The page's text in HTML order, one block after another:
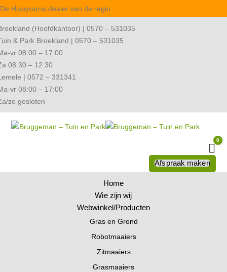
De Husqvarna dealer van de regio
(Hoofdkantoor) | 0570 – 531035
& Park Broekland | 0570 – 531035
vr 08:00 – 17:00
08:30 – 12:30
| 0572 – 331341
vr 08:00 – 17:00
zo gesloten
0
Afspraak maken
Home
Wie zijn wij
Webwinkel/Producten
Gras en Grond
Robotmaaiers
Zitmaaiers
Grasmaaiers